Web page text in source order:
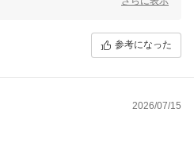
のお役に立てれば幸いです。
ら、是非お気軽にショップまでお問い
ろしくお願いいたします。
参考になった
2026/07/15